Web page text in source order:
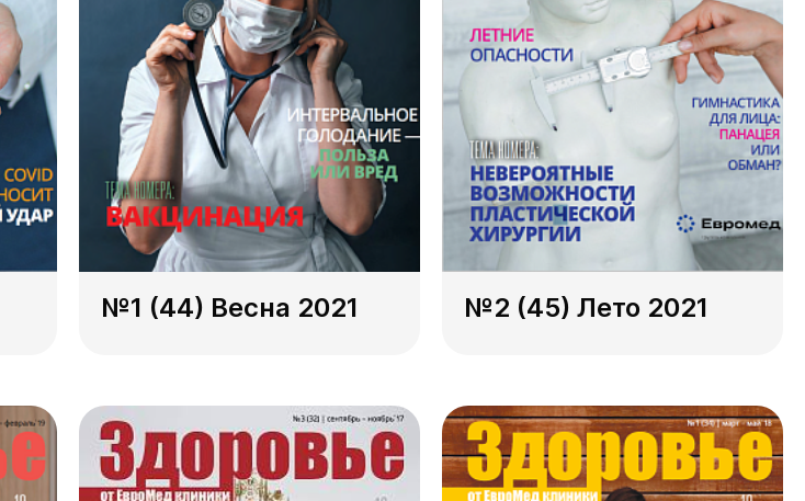
№1 (44) Весна 2021 №2 (45) Лето 2021